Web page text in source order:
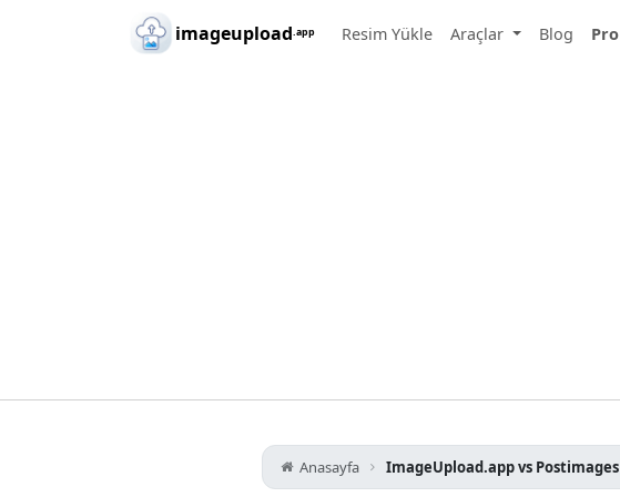
Skip to main content
imageupload.app Resim Yükle Araçlar Blog Pro
Anasayfa ImageUpload.app vs Postimages